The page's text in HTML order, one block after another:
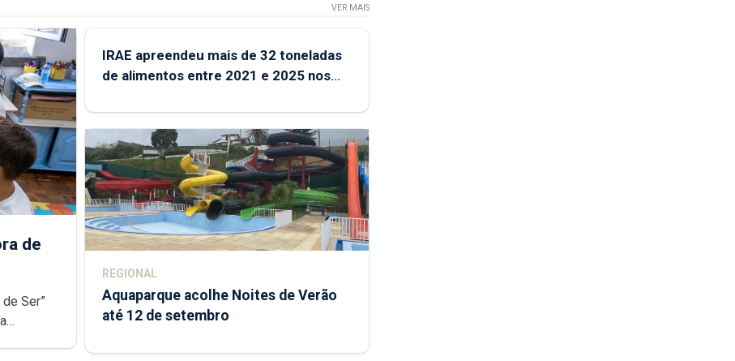
VER MAIS
de
Ser”
IRAE apreendeu mais de 32 toneladas
de alimentos entre 2021 e 2025 nos
REGIONAL
Aquaparque acolhe Noites de Verão
até 12 de setembro